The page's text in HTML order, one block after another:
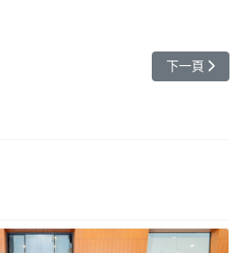
與虛擬觸控 元智大學研發互動學習系統
下一篇文章:
下一頁